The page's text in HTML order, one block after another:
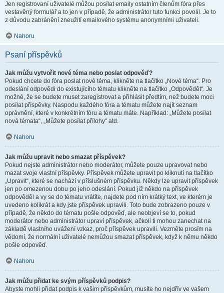
Jen registrovaní uživatelé můžou posílat emaily ostatním členům fóra přes
vestavěný formulář a to jen v případě, že administrátor tuto funkci povolil. Je to
z důvodu zabránění zneužití emailového systému anonymními uživateli.
Nahoru
Psaní příspěvků
Jak můžu vytvořit nové téma nebo poslat odpověď?
Pokud chcete do fóra poslat nové téma, klikněte na tlačítko „Nové téma“. Pro
odeslání odpovědi do existujícího tématu klikněte na tlačítko „Odpovědět“. Je
možné, že se budete muset zaregistrovat a přihlásit předtím, než budete moci
posílat příspěvky. Naspodu každého fóra a tématu můžete najít seznam
oprávnění, které v konkrétním fóru a tématu máte. Například: „Můžete posílat
nová témata“, „Můžete posílat přílohy“ atd.
Nahoru
Jak můžu upravit nebo smazat příspěvek?
Pokud nejste administrátor nebo moderátor, můžete pouze upravovat nebo
mazat svoje vlastní příspěvky. Příspěvek můžete upravit po kliknutí na tlačítko
„Upravit“, které se nachází v příslušném příspěvku. Někdy lze upravit příspěvek
jen po omezenou dobu po jeho odeslání. Pokud již někdo na příspěvek
odpověděl a vy se do tématu vrátíte, najdete pod ním krátký text, ve kterém je
uvedeno kolikrát a kdy jste příspěvek upravili. Toto bude zobrazeno pouze v
případě, že někdo do tématu pošle odpověď, ale neobjeví se to, pokud
moderátor nebo administrátor upraví příspěvek, ačkoli ti mohou zanechat na
základě vlastního uvážení vzkaz, proč příspěvek upravili. Vezměte prosím na
vědomí, že normální uživatelé nemůžou smazat příspěvek, když k němu někdo
pošle odpověď.
Nahoru
Jak můžu přidat ke svým příspěvků podpis?
Abyste mohli přidat podpis k vašim příspěvkům, musíte ho nejdřív ve vašem